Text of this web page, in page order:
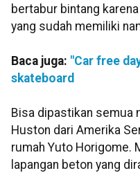
bertabur bintang
yang sudah memiliki
Baca juga: "Car free
skateboard
Bisa dipastikan semua
Huston dari Amerika
rumah Yuto Horigome.
lapangan beton yang